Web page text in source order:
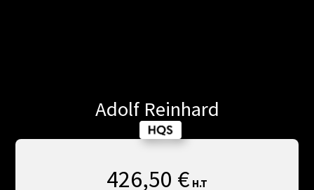
Adolf Reinhard
426,50 € H.T